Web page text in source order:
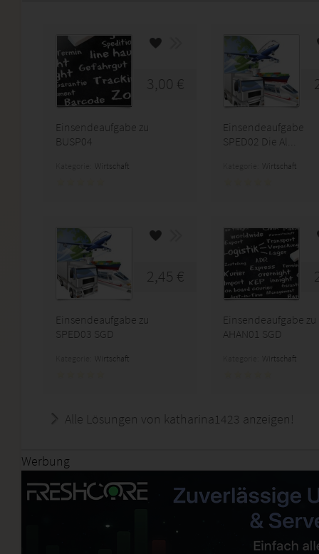
3,00 €
Einsendeaufgabe zu
BUSP04
Wirtschaft
Einsendeaufgabe
SPED02 Die Al...
Wirtschaft
2,45 €
Einsendeaufgabe zu
SPED03 SGD
Wirtschaft
Einsendeaufgabe zu
AHAN01 SGD
Wirtschaft
Alle Lösungen von katharina1423 anzeigen!
Werbung